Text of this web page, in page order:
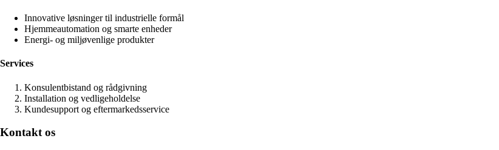
Innovative løsninger til industrielle formål
Hjemmeautomation og smarte enheder
Energi- og miljøvenlige produkter
Services
Konsulentbistand og rådgivning
Installation og vedligeholdelse
Kundesupport og eftermarkedsservice
Kontakt os